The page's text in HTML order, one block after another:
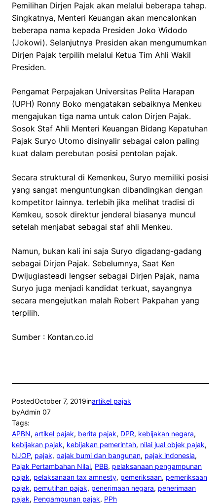
Pemilihan Dirjen Pajak akan melalui beberapa tahap.
Singkatnya, Menteri Keuangan akan mencalonkan
beberapa nama kepada Presiden Joko Widodo
(Jokowi). Selanjutnya Presiden akan mengumumkan
Dirjen Pajak terpilih melalui Ketua Tim Ahli Wakil
Presiden.
Pengamat Perpajakan Universitas Pelita Harapan
(UPH) Ronny Boko mengatakan sebaiknya Menkeu
mengajukan tiga nama untuk calon Dirjen Pajak.
Sosok Staf Ahli Menteri Keuangan Bidang Kepatuhan
Pajak Suryo Utomo disinyalir sebagai calon paling
kuat dalam perebutan posisi pentolan pajak.
Secara struktural di Kemenkeu, Suryo memiliki posisi
yang sangat menguntungkan dibandingkan dengan
kompetitor lainnya. terlebih jika melihat tradisi di
Kemkeu, sosok direktur jenderal biasanya muncul
setelah menjabat sebagai staf ahli Menkeu.
Namun, bukan kali ini saja Suryo digadang-gadang
sebagai Dirjen Pajak. Sebelumnya, Saat Ken
Dwijugiasteadi lengser sebagai Dirjen Pajak, nama
Suryo juga menjadi kandidat terkuat, sayangnya
secara mengejutkan malah Robert Pakpahan yang
terpilih.
Sumber : Kontan.co.id
PostedOctober 7, 2019inartikel pajak
byAdmin 07
Tags:
APBN, artikel pajak, berita pajak, DPR, kebijakan negara
kebijakan pajak, kebijakan pemerintah, nilai jual objek pajak
NJOP, pajak, pajak bumi dan bangunan, pajak indonesia
Pajak Pertambahan Nilai, PBB, pelaksanaan pengampunan
pajak, pelaksanaan tax amnesty, pemeriksaan, pemeriksaan
pajak, pemutihan pajak, penerimaan negara, penerimaan
pajak, Pengampunan pajak, PPh